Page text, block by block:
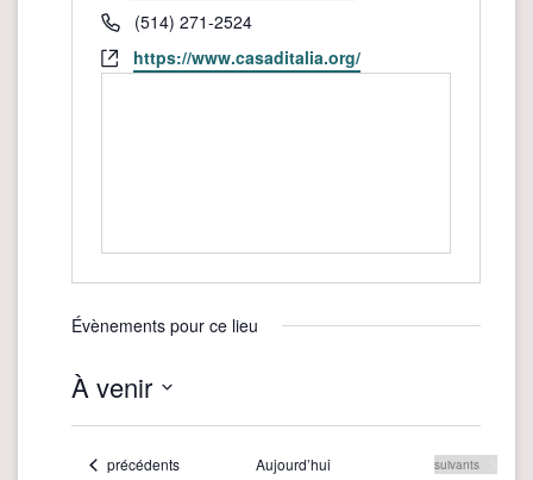
Téléphone(514) 271-2524
Site
https://www.casaditalia.org/
Évènements pour ce lieu
À venir
date.Évènements
précédents Aujourd’hui Évènements
suivants